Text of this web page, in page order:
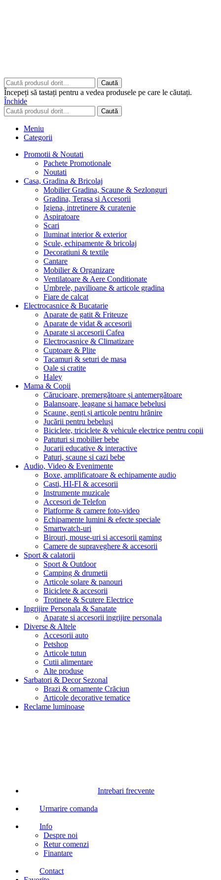
Caută
Începeți să tastați pentru a vedea produsele pe care le căutați.
Închide
Caută
Meniu
Categorii
Promotii & Noutati
Pachete Promotionale
Noutati
Casa, Gradina & Bricolaj
Mobilier Gradina, Scaune & Sezlonguri
Gradina, Terasa si Accesorii
Igiena, intretinere & curatenie
Aspiratoare
Scari
Iluminat interior & exterior
Scule, echipamente & bricolaj
Decoratiuni & textile
Cantare
Mobilier & Organizare
Ventilatoare & Aere Conditionate
Umbrele, pavilioane & articole gradina
Fiare de calcat
Electrocasnice & Bucatarie
Aparate de gatit & Friteuze
Aparate de vidat & accesorii
Aparate si accesorii Cafea
Electrocasnice & Climatizare
Cuptoare & Plite
Tacamuri & seturi de masa
Oale si cratite
Haley
Mama & Copii
Cărucioare, premergătoare și antemergătoare
Balansoare, leagane si hamace bebelusi
Scaune, genți și articole pentru hrănire
Jucării pentru bebeluși
Biciclete, triciclete & vehicule electrice pentru copii
Patuturi si mobilier bebe
Jucarii educative & interactive
Paturi, scaune si cazi bebe
Audio, Video & Evenimente
Boxe, amplificatoare & echipamente audio
Casti, HI-FI & accesorii
Instrumente muzicale
Accesori de Telefon
Platforme & camere foto-video
Echipamente lumini & efecte speciale
Smartwatch-uri
Birouri, mouse-uri si accesorii gaming
Camere de supraveghere & accesorii
Sport & calatorii
Sport & Outdoor
Camping & drumetii
Articole solare & panouri
Biciclete & accesorii
Trotinete & Scutere Electrice
Ingrijire Personala & Sanatate
Aparate si accesorii ingrijire personala
Diverse & Altele
Accesorii auto
Petshop
Articole tutun
Cutii alimentare
Alte produse
Sarbatori & Decor Sezonal
Brazi & ornamente Crăciun
Articole decorative tematice
Reclame luminoase
Intrebari frecvente
Urmarire comanda
Info
Despre noi
Retur comenzi
Finantare
Contact